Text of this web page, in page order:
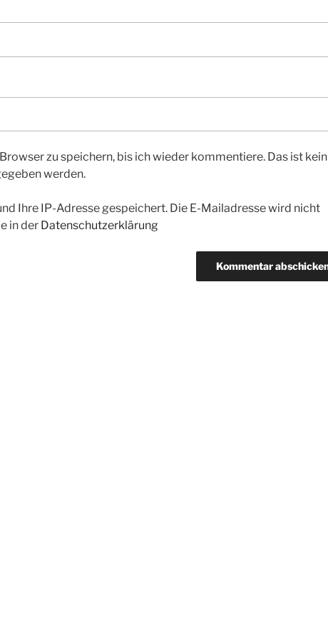
zu speichern, bis ich wieder kommentiere. Das ist kein
werden.
Ihre IP-Adresse gespeichert. Die E-Mailadresse wird nicht
in der Datenschutzerklärung